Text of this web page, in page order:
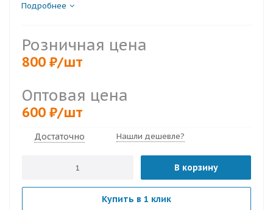
Подробнее
Розничная цена
800 ₽/шт
Оптовая цена
600 ₽/шт
Достаточно Нашли дешевле?
В корзину
Купить в 1 клик